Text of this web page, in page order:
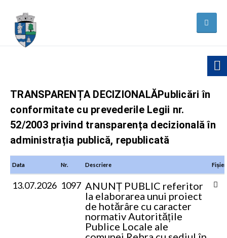
TRANSPARENȚA DECIZIONALĂPublicări în
conformitate cu prevederile Legii nr.
52/2003 privind transparența decizională în
administrația publică, republicată
Data Nr. Descriere Fișier
13.07.2026 1097 ANUNȚ PUBLIC referitor
la elaborarea unui proiect
de hotărâre cu caracter
normativAutoritățile
Publice Locale ale